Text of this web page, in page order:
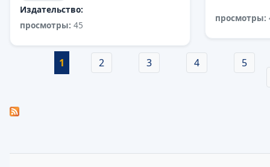
просмотры:
Издательство:
просмотры: 45
Страницы
1 2 3 4 5